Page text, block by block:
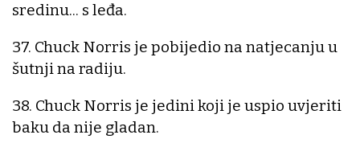
sredinu... s leđa.
37. Chuck Norris je pobijedio na natjecanju u
šutnji na radiju.
38. Chuck Norris je jedini koji je uspio uvjeriti
baku da nije gladan.